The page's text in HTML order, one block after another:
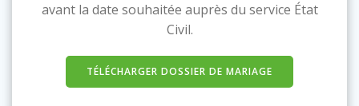
avant la date souhaitée auprès du service État
Civil.
TÉLÉCHARGER DOSSIER DE MARIAGE